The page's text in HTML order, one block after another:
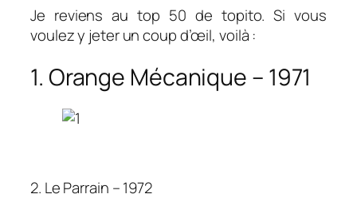
Je reviens au top 50 de topito. Si vous
voulez y jeter un coup d’œil, voilà :
1. Orange Mécanique – 1971
2. Le Parrain – 1972